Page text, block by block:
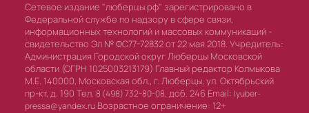
Сетевое издание "люберцы.рф" зарегистрировано в
Федеральной службе по надзору в сфере связи,
информационных технологий и массовых коммуникаций -
свидетельство Эл № ФС77-72832 от 22 мая 2018. Учредитель:
Администрация Городской округ Люберцы Московской
области (ОГРН 1025003213179) Главный редактор Колмыкова
М.Е. 140000, Московская обл., г. Люберцы, ул. Октябрьский
пр-кт, д. 190 Тел. 8 (498) 732-80-08, доб. 246 Email: lyuber-
pressa@yandex.ru Возрастное ограничение: 12+